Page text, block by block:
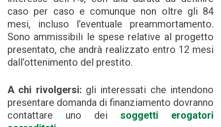
caso per caso e comunque non oltre gli 84
mesi, incluso l’eventuale preammortamento.
Sono ammissibili le spese relative al progetto
presentato, che andrà realizzato entro 12 mesi
dall’ottenimento del prestito.
A chi rivolgersi: gli interessati che intendono
presentare domanda di finanziamento dovranno
contattare uno dei soggetti erogatori